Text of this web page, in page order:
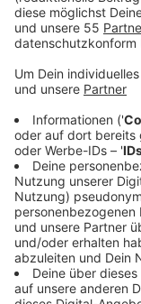
Anzeige
der "Digitale
digitalen Medien
Krefeld und dem
lang lernen,
Influencern
Beratung zu
Anzeige